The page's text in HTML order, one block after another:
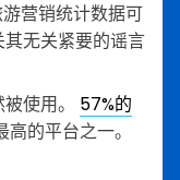
营销统计数据可
无关紧要的谣言
使用。 57%的
的平台之一。